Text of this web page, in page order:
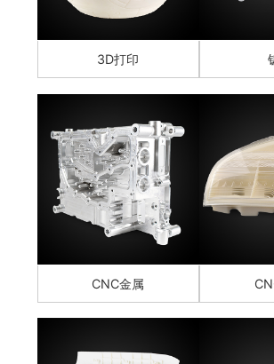
3D打印
CNC金属